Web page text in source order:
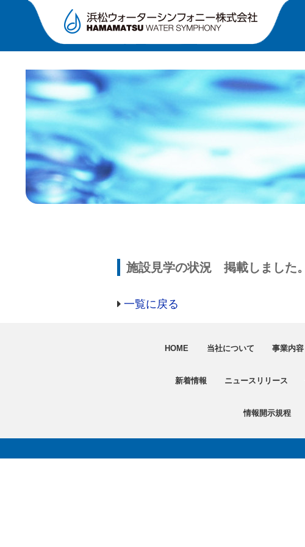
施設見学の状況 掲載しました。
一覧に戻る
HOME 当社について 事業内容
新着情報 ニュースリリース
情報開示規程